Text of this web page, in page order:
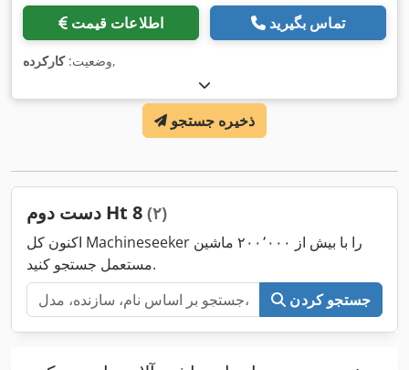
اطلاعات قیمت تماس بگیرید
وضعیت:کارکرده ,
ذخیره جستجو
دست دوم Ht 8 (۲)
اکنون کل Machineseeker را با بیش از ۲۰۰٬۰۰۰ ماشین
مستعمل جستجو کنید.
جستجو کردن